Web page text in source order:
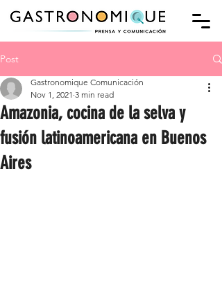
Post
Amazonia, cocina de la selva y
fusión latinoamericana en Buenos
Aires
Gastronomique Comunicación
Nov 1, 2021 3 min read